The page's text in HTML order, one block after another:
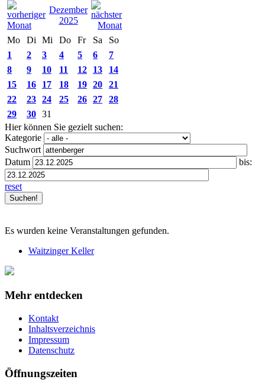
Dezember
2025
Mo
Di Mi Do Fr Sa
So
1
2 3 4 5 6
7
8
9 10 11 12 13
14
15
16 17 18 19 20
21
22
23 24 25 26 27
28
29
30 31
Hier können Sie gezielt suchen:
Kategorie
Suchwort
Datum
bis:
reset
Es wurden keine Veranstaltungen gefunden.
Waitzinger Keller
Mehr entdecken
Kontakt
Inhaltsverzeichnis
Impressum
Datenschutz
Öffnungszeiten